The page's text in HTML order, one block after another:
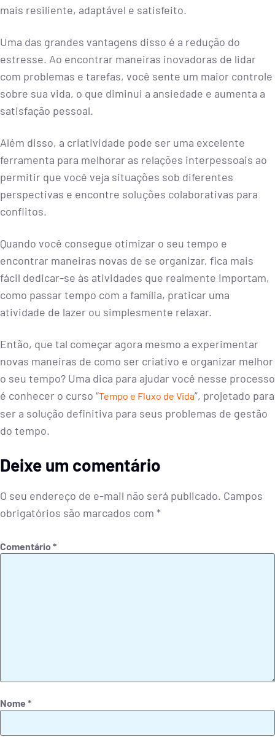
mais resiliente, adaptável e satisfeito.
Uma das grandes vantagens disso é a redução do
estresse. Ao encontrar maneiras inovadoras de lidar
com problemas e tarefas, você sente um maior controle
sobre sua vida, o que diminui a ansiedade e aumenta a
satisfação pessoal.
Além disso, a criatividade pode ser uma excelente
ferramenta para melhorar as relações interpessoais ao
permitir que você veja situações sob diferentes
perspectivas e encontre soluções colaborativas para
conflitos.
Quando você consegue otimizar o seu tempo e
encontrar maneiras novas de se organizar, fica mais
fácil dedicar-se às atividades que realmente importam,
como passar tempo com a família, praticar uma
atividade de lazer ou simplesmente relaxar.
Então, que tal começar agora mesmo a experimentar
novas maneiras de como ser criativo e organizar melhor
o seu tempo? Uma dica para ajudar você nesse processo
é conhecer o curso “Tempo e Fluxo de Vida”, projetado para
ser a solução definitiva para seus problemas de gestão
do tempo.
Deixe um comentário
O seu endereço de e-mail não será publicado. Campos
obrigatórios são marcados com *
Comentário*
Nome *